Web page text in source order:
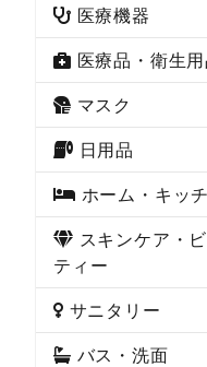
医療機器
医療品・衛生
マスク
日用品
ホーム・キッ
スキンケア・
ティー
サニタリー
バス・洗面